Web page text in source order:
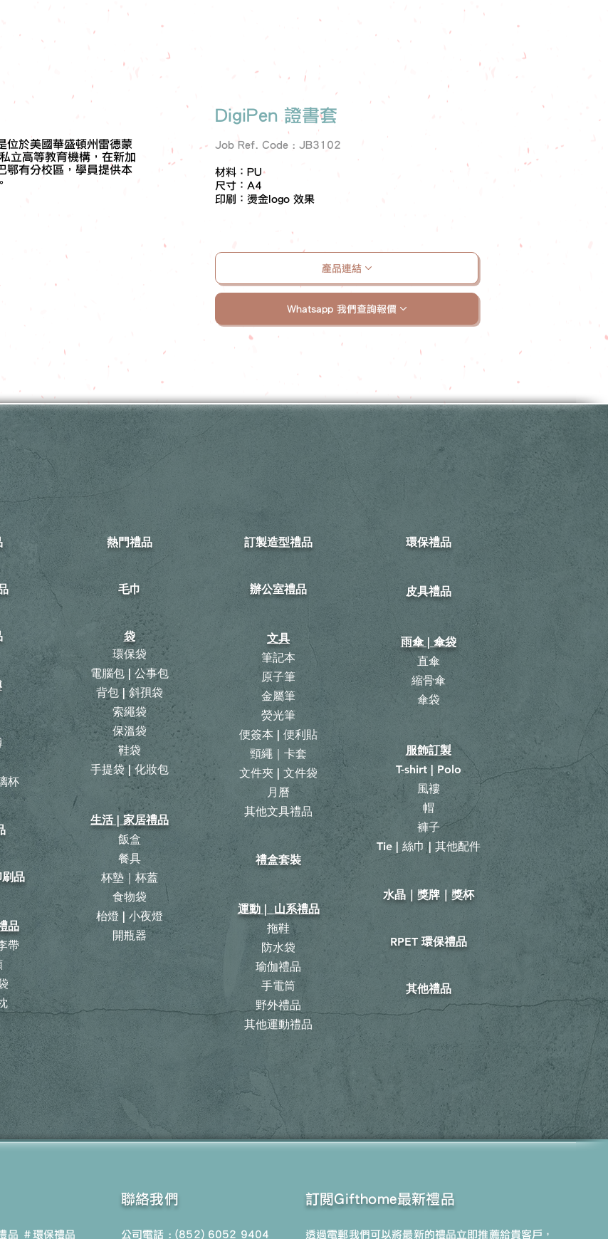
位於美國華盛頓州雷德蒙
立高等教育機構，在新加
鄂有分校區，學員提供本
DigiPen 證書套
Job Ref. Code : JB3102
材料：PU
尺寸：A4
印刷：燙金logo 效果
產品連結
Whatsapp 我們查詢報價
杯
品
品
帶
熱門禮品
毛巾
袋
環保袋
電腦包 | 公事包
背包|斜孭袋
​索繩袋
保溫袋
鞋袋
手提袋 | 化妝包
生活 | 家居禮品
飯盒
餐具
杯墊｜杯蓋
食物袋
枱燈 | 小夜燈
開瓶器
訂製造型禮品
​辦公室禮品
文具
筆記本
原子筆
金屬筆
熒光筆
便簽本 | 便利貼
頸繩｜卡套
文件夾 | 文件袋
月曆
​其他文具禮品
禮盒套裝
運動 | 山系禮品
拖鞋
防水袋
瑜伽禮品
手電筒
野外禮品
其他運動禮品
環保禮品
皮具禮品
雨傘 | 傘袋
直傘
縮骨傘
​傘袋
服飾訂製
T-shirt | Polo
風褸
帽
褲子
Tie | 絲巾 | 其他配件
​水晶｜獎牌｜獎杯
RPET 環保禮品
其他禮品
品 ＃環保禮品
聯絡我們
公司電話 : (852) 6052 9404
訂閱Gifthome最新禮品
透過電郵我們可以將最新的禮品立即推薦給貴客戶，